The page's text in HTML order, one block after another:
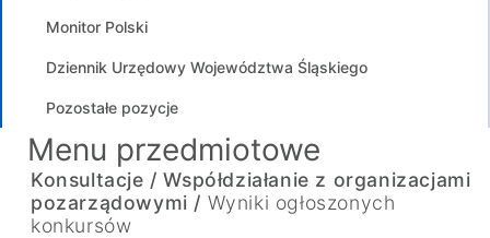
Monitor Polski
Dziennik Urzędowy Województwa Śląskiego
Pozostałe pozycje
Menu przedmiotowe
Konsultacje / Współdziałanie z organizacjami
pozarządowymi / Wyniki ogłoszonych
konkursów